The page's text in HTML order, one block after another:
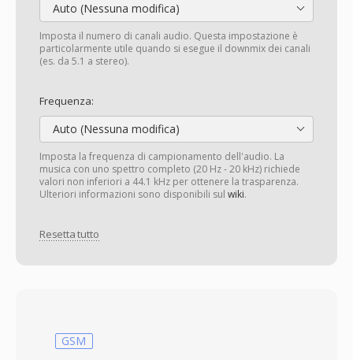
Auto (Nessuna modifica)
Imposta il numero di canali audio. Questa impostazione è
particolarmente utile quando si esegue il downmix dei canali
(es. da 5.1 a stereo).
Frequenza:
Auto (Nessuna modifica)
Imposta la frequenza di campionamento dell'audio. La
musica con uno spettro completo (20 Hz - 20 kHz) richiede
valori non inferiori a 44.1 kHz per ottenere la trasparenza.
Ulteriori informazioni sono disponibili sul wiki.
Resetta tutto
GSM